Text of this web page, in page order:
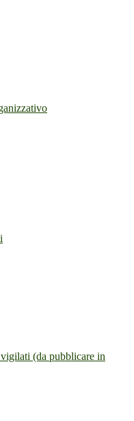
(da pubblicare in